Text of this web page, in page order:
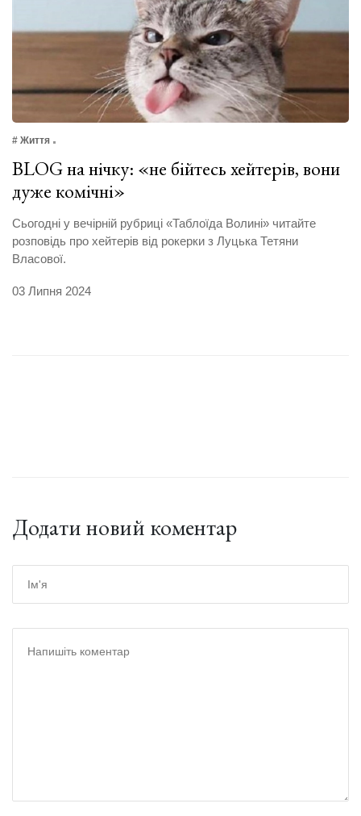
# Життя
BLOG на нічку: «не бійтесь хейтерів, вони
дуже комічні»
Сьогодні у вечірній рубриці «Таблоїда Волині» читайте
розповідь про хейтерів від рокерки з Луцька Тетяни
Власової.
03 Липня 2024
Додати новий коментар